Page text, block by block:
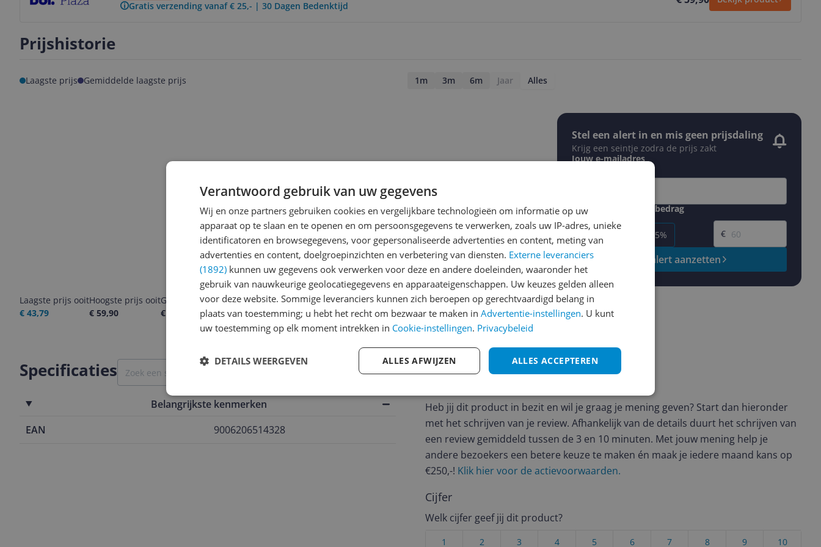
Gratis verzending vanaf € 25,- | 30 Dagen Bedenktijd
Prijshistorie
Laagste prijs Gemiddelde laagste prijs 1m 3m 6m Jaar Alles
Laagste prijs ooit
€ 43,79
Hoogste prijs ooit
€ 59,90
Goedkoopste nu
€ 59,90
Laatste prijsupdate
06-08-2026
Stel een alert in en mis geen prijsdaling
Krijg een seintje zodra de prijs zakt
Jouw e-mailadres
Gewenste daling of bedrag
-15%
Gewenste prijs
€
Prijsalert aanzetten
Specificaties
Belangrijkste kenmerken
EAN
9006206514328
Reviews
Heb jij dit product in bezit en wil je graag je mening geven? Start dan hieronder
met het schrijven van je review. Afhankelijk van de details duurt het schrijven van
een review gemiddeld tussen de 3 en 10 minuten. Met jouw mening help je
andere bezoekers een betere keuze te maken én maak je iedere maand kans op
€250,-! Klik hier voor de actievoorwaarden.
Cijfer
Welk cijfer geef jij dit product?
10
9
8
7
6
5
4
3
2
1
Verantwoord gebruik van uw gegevens
Wij en onze partners gebruiken cookies en vergelijkbare technologieën om informatie op uw
apparaat op te slaan en te openen en om persoonsgegevens te verwerken, zoals uw IP-adres, unieke
identificatoren en browsegegevens, voor gepersonaliseerde advertenties en content, meting van
advertenties en content, doelgroepinzichten en verbetering van diensten. Externe leveranciers
(1892) kunnen uw gegevens ook verwerken voor deze en andere doeleinden, waaronder het
gebruik van nauwkeurige geolocatiegegevens en apparaateigenschappen. Uw keuzes gelden alleen
voor deze website. Sommige leveranciers kunnen zich beroepen op gerechtvaardigd belang in
plaats van toestemming; u hebt het recht om bezwaar te maken in Advertentie-instellingen. U kunt
uw toestemming op elk moment intrekken in Cookie-instellingen. Privacybeleid
ALLES ACCEPTEREN
ALLES AFWIJZEN
DETAILS WEERGEVEN